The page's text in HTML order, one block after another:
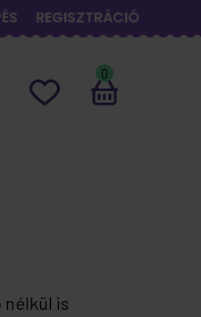
REGISZTRÁCIÓ
0
nélkül is